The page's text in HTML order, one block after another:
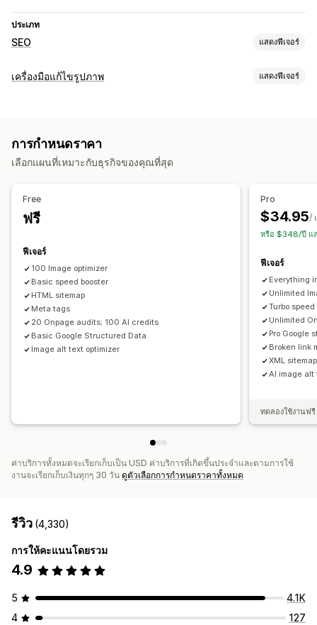
ประเภท
SEO แสดงฟีเจอร์
เครื่องมือ SEO
การจัดทำดัชนีหน้าเว็บ
สคีมา การแก้ไขจำนวนมาก การสร้างด้วย AI
การปรับความเร็วให้เหมาะสม
การเพิ่มประสิทธิภาพ Metadata
การเฝ้าติดตามประสิทธิภาพ
คะแนน SEO
การตรวจสอบ
ข้อมูลเชิงลึกและเคล็ดลับ
การวิเคราะห์ การวิเคราะห์คู่แข่ง
การวิเคราะห์ความเร็ว
ยอดเข้าชมเว็บไซต์
เครื่องมือแก้ไขรูปภาพ แสดงฟีเจอร์
SEO ข้อความแสดงแทน
การอัปโหลดไฟล์
การกำหนดราคา
เลือกแผนที่เหมาะกับธุรกิจของคุณที่สุด
Free
ฟรี
ฟีเจอร์
100 Image optimizer
Basic speed booster
HTML sitemap
Meta tags
20 Onpage audits; 100 AI credits
Basic Google Structured Data
Image alt text optimizer
Pro
$34.95/
หรือ $348/ปี แ
ฟีเจอร์
Everything
Unlimited
Turbo
Unlimited
Pro Google
Broken link
XML
AI image alt
ทดลองใช้งานฟ
ค่าบริการทั้งหมดจะเรียกเก็บเป็น USD ค่าบริการที่เกิดขึ้นประจำและตามการใช้
งานจะเรียกเก็บเงินทุกๆ 30 วัน ดูตัวเลือกการกำหนดราคาทั้งหมด
รีวิว (4,330)
การให้คะแนนโดยรวม
4.9
5
4.1K
4
127